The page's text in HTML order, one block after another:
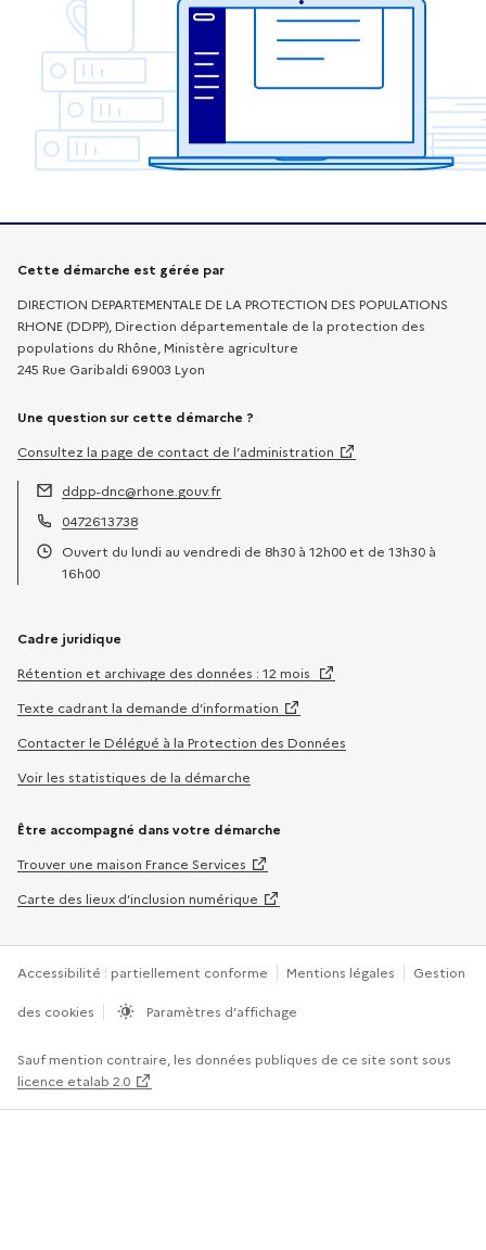
Informations sur la démarche
Cette démarche est gérée par
DIRECTION DEPARTEMENTALE DE LA PROTECTION DES POPULATIONS
RHONE (DDPP), Direction départementale de la protection des
populations du Rhône, Ministère agriculture
245 Rue Garibaldi 69003 Lyon
Une question sur cette démarche ?
Consultez la page de contact de l’administration
Adresse électronique :
ddpp-dnc@rhone.gouv.fr
Téléphone :
0472613738
Horaires :
Ouvert du lundi au vendredi de 8h30 à 12h00 et de 13h30 à
16h00
Cadre juridique
Rétention et archivage des données : 12 mois
Texte cadrant la demande d’information
Contacter le Délégué à la Protection des Données
Voir les statistiques de la démarche
Être accompagné dans votre démarche
Trouver une maison France Services
Carte des lieux d’inclusion numérique
Accessibilité : partiellement conforme Mentions légales Gestion
des cookies Paramètres d’affichage
Sauf mention contraire, les données publiques de ce site sont sous
licence etalab 2.0